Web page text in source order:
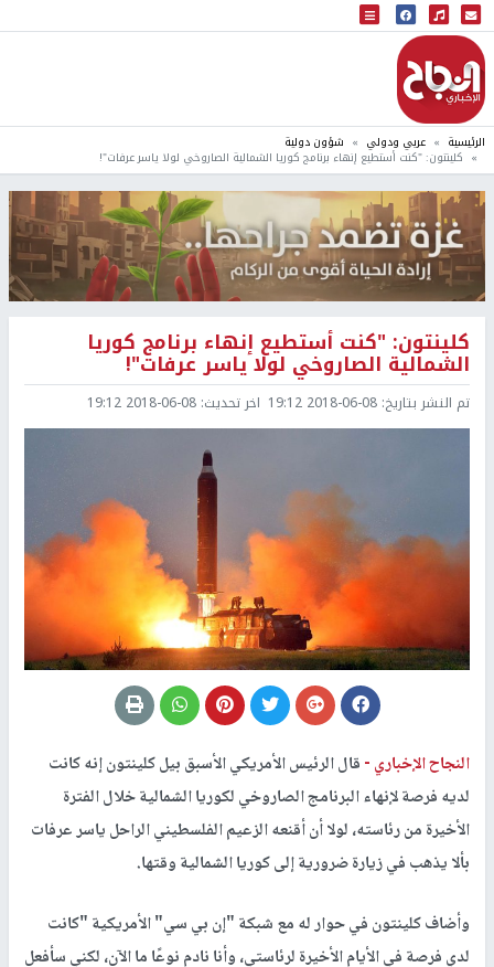
البث المباشر
إذاعة النجاح
الرئيسية عربي ودولي شؤون دولية
كلينتون: "كنت أستطيع إنهاء برنامج كوريا الشمالية الصاروخي لولا ياسر عرفات"!
كلينتون: "كنت أستطيع إنهاء برنامج كوريا
الشمالية الصاروخي لولا ياسر عرفات"!
تم النشر بتاريخ: 2018-06-08 19:12 اخر تحديث: 2018-06-08 19:12
النجاح الإخباري -قال الرئيس الأمريكي الأسبق بيل كلينتون إنه كانت
لديه فرصة لإنهاء البرنامج الصاروخي لكوريا الشمالية خلال الفترة
الأخيرة من رئاسته، لولا أن أقنعه الزعيم الفلسطيني الراحل ياسر عرفات
بألا يذهب في زيارة ضرورية إلى كوريا الشمالية وقتها.
وأضاف كلينتون في حوار له مع شبكة "إن بي سي" الأمريكية "كانت
لدي فرصة في الأيام الأخيرة لرئاستي، وأنا نادم نوعًا ما الآن، لكني سأفعل